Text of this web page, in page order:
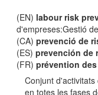
(EN) labour risk
d'empreses:Gestió
(CA)prevenció de
(ES)prevención de
(FR)prévention
Conjunt
en totes les fases